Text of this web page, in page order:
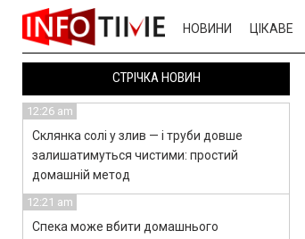
НОВИНИ ЦІКАВЕ
СТРІЧКА НОВИН
12:26 am
Склянка солі у злив — і труби довше
залишатимуться чистими: простий
домашній метод
12:21 am
Спека може вбити домашнього